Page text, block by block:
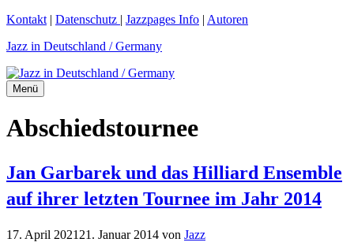
Zum
springen
Kontakt | Datenschutz | Jazzpages Info | Autoren
Jazz in Deutschland / Germany
Menü
Abschiedstournee
Jan Garbarek und das Hilliard Ensemble
auf ihrer letzten Tournee im Jahr 2014
17. April 2021 21. Januar 2014 von Jazz